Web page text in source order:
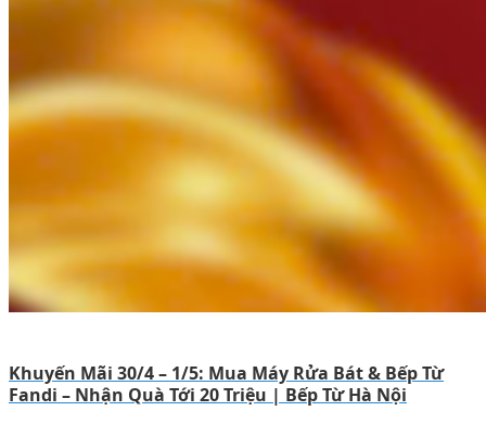
Khuyến Mãi 30/4 – 1/5: Mua Máy Rửa Bát & Bếp Từ
Fandi – Nhận Quà Tới 20 Triệu | Bếp Từ Hà Nội